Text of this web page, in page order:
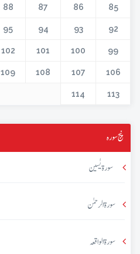
85
86
87
88
92
93
94
95
99
100
101
102
106
107
108
109
113
114
پنج سورہ
سورۃ یٰسین
سورۃ الرحمٰن
سورۃ الواقعہ